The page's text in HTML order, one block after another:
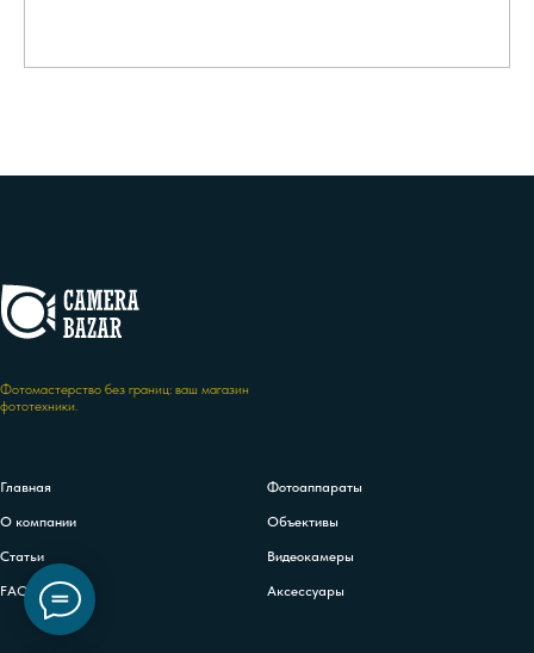
Фотомастерство без границ: ваш магазин
фототехники.
Главная
О компании
Статьи
FAQs
Фотоаппараты
Объективы
Видеокамеры
Аксессуары